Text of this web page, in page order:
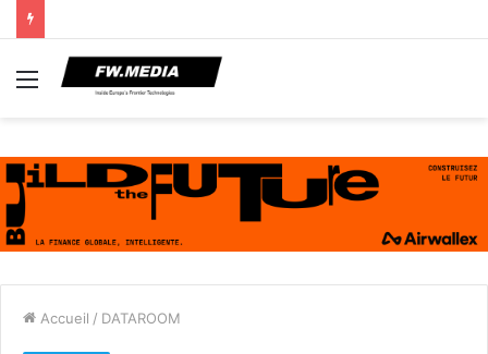
Menu
Accueil / DATAROOM